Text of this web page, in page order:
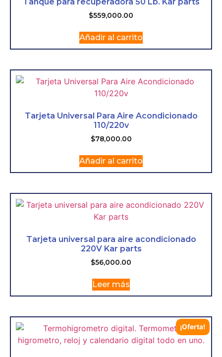
Tanque para recuperadora 50 Lb. Kar parts
$559,000.00
Añadir al carrito
Tarjeta Universal Para Aire Acondicionado
110/220v
$78,000.00
Añadir al carrito
Tarjeta universal para aire acondicionado
220V Kar parts
$56,000.00
Leer más
¡Oferta!